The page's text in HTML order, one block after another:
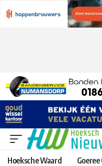
Hoeksche Waard